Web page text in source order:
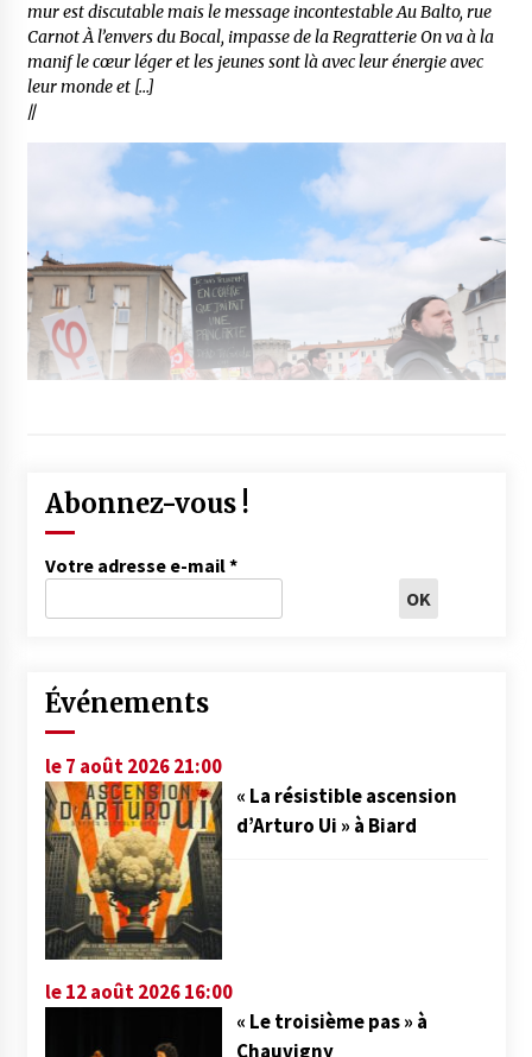
mur est discutable mais le message incontestable Au Balto, rue
Carnot À l’envers du Bocal, impasse de la Regratterie On va à la
manif le cœur léger et les jeunes sont là avec leur énergie avec
leur monde et […]
//
Abonnez-vous !
Votre adresse e-mail*
Événements
le 7 août 2026 21:00
« La résistible ascension
d’Arturo Ui » à Biard
le 12 août 2026 16:00
« Le troisième pas » à
Chauvigny